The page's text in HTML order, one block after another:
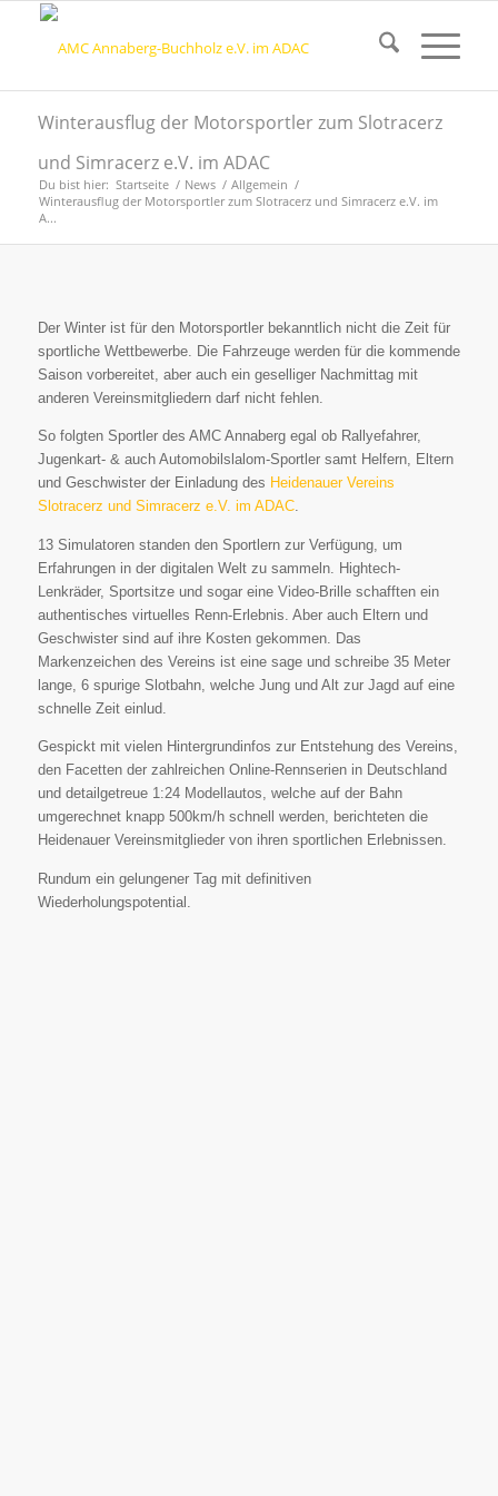
Winterausflug der Motorsportler zum Slotracerz
und Simracerz e.V. im ADAC
Du bist hier: Startseite / News / Allgemein /
Winterausflug der Motorsportler zum Slotracerz und Simracerz e.V. im
A...
Der Winter ist für den Motorsportler bekanntlich nicht die Zeit für
sportliche Wettbewerbe. Die Fahrzeuge werden für die kommende
Saison vorbereitet, aber auch ein geselliger Nachmittag mit
anderen Vereinsmitgliedern darf nicht fehlen.
So folgten Sportler des AMC Annaberg egal ob Rallyefahrer,
Jugenkart- & auch Automobilslalom-Sportler samt Helfern, Eltern
und Geschwister der Einladung des Heidenauer Vereins
Slotracerz und Simracerz e.V. im ADAC.
13 Simulatoren standen den Sportlern zur Verfügung, um
Erfahrungen in der digitalen Welt zu sammeln. Hightech-
Lenkräder, Sportsitze und sogar eine Video-Brille schafften ein
authentisches virtuelles Renn-Erlebnis. Aber auch Eltern und
Geschwister sind auf ihre Kosten gekommen. Das
Markenzeichen des Vereins ist eine sage und schreibe 35 Meter
lange, 6 spurige Slotbahn, welche Jung und Alt zur Jagd auf eine
schnelle Zeit einlud.
Gespickt mit vielen Hintergrundinfos zur Entstehung des Vereins,
den Facetten der zahlreichen Online-Rennserien in Deutschland
und detailgetreue 1:24 Modellautos, welche auf der Bahn
umgerechnet knapp 500km/h schnell werden, berichteten die
Heidenauer Vereinsmitglieder von ihren sportlichen Erlebnissen.
Rundum ein gelungener Tag mit definitiven
Wiederholungspotential.